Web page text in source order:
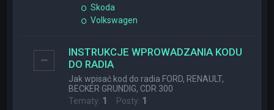
Skoda
Volkswagen
INSTRUKCJE WPROWADZANIA KODU
DO RADIA
Jak wpisać kod do radia FORD, RENAULT,
BECKER GRUNDIG, CDR 300
Tematy: 1 Posty: 1